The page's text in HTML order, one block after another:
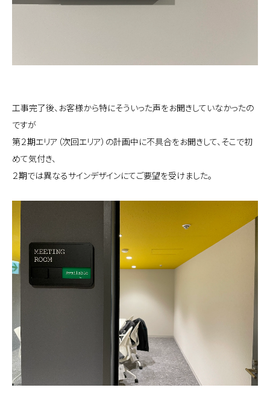
工事完了後、お客様から特にそういった声をお聞きしていなかったの
ですが
第２期エリア（次回エリア）の計画中に不具合をお聞きして、そこで初
めて気付き、
２期では異なるサインデザインにてご要望を受けました。